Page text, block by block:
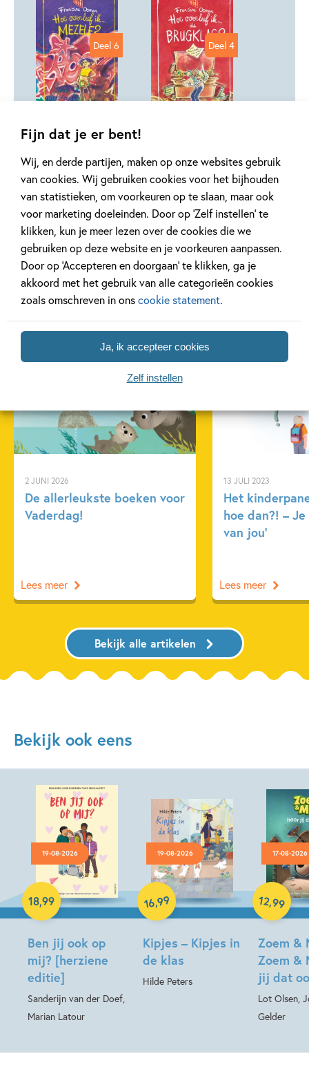
Fijn dat je er bent!
Wij, en derde partijen, maken op onze websites gebruik
van cookies. Wij gebruiken cookies voor het bijhouden
van statistieken, om voorkeuren op te slaan, maar ook
voor marketing doeleinden. Door op ‘Zelf instellen’ te
klikken, kun je meer lezen over de cookies die we
gebruiken op deze website en je voorkeuren aanpassen.
Door op ‘Accepteren en doorgaan’ te klikken, ga je
akkoord met het gebruik van alle categorieën cookies
zoals omschreven in onscookie statement.
Ja, ik accepteer cookies
Zelf instellen
Deel 6
Hoe overleef ik 6
– Hoe overleef ik
mezelf?
Francine Oomen, Annet
Schaap
15 99
Deel 4
Hoe overleef ik 4
– Hoe overleef ik
de brugklas?
Francine Oomen, Annet
Schaap
Gerelateerde artikelen
2 JUNI 2026
De allerleukste boeken voor
Vaderdag!
Lees meer
13 JULI 2023
Het
hoe dan?! –
van jou’
Lees meer
Bekijk alle artikelen
Bekijk ook eens
19-08-2026
Ben jij ook op
mij? [herziene
editie]
Sanderijn van der Doef,
Marian Latour
18,99
Hardcover
19-08-2026
Kipjes – Kipjes in
de klas
Hilde Peters
16,99
Hardcover
17-08-2026
Zoem &
Zoem &
jij dat
Lot Olsen,
Gelder
12,99
Hardcover